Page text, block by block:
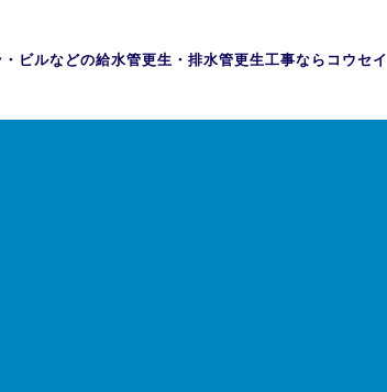
ビルなどの給水管更生・排水管更生工事ならコウセイ